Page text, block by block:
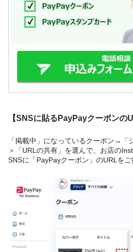
【SNSに貼るPayPayクーポンの
「掲載中」になっているクーポン→「
＞「URLの共有」を選んで、お店の
SNSに「PayPayクーポン」のURLをご